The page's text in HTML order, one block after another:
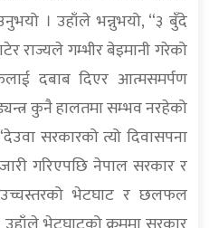
। उहाँले भन्नुभयो, “३ बुँदे
राज्यले गम्भीर बेइमानी गरेको
दबाब दिएर आत्मसमर्पण
कुनै हालतमा सम्भव नरहेको
सरकारको त्यो दिवासपना
जारी गरिएपछि नेपाल सरकार र
भेटघाट र छलफल